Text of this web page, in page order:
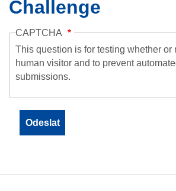
Challenge
CAPTCHA
This question is for testing whether or
human visitor and to prevent
submissions.